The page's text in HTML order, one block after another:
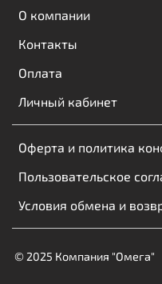
О компании
Контакты
Оплата
Личный кабинет
Оферта и политика
Пользовательское
Условия обмена и
© 2025 Компания "Омега"